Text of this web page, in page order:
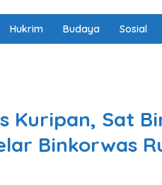
Hukrim Budaya Sosial
Kuripan, Sat
Binkorwas